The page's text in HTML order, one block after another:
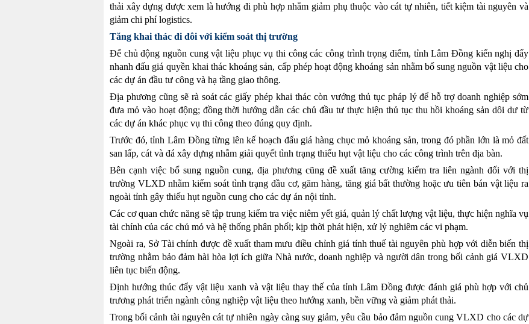
thải xây dựng được xem là hướng đi phù hợp nhằm giảm phụ thuộc vào cát tự nhiên, tiết kiệm tài nguyên và
giảm chi phí logistics.
Tăng khai thác đi đôi với kiểm soát thị trường
Để chủ động nguồn cung vật liệu phục vụ thi công các công trình trọng điểm, tỉnh Lâm Đồng kiến nghị đẩy
nhanh đấu giá quyền khai thác khoáng sản, cấp phép hoạt động khoáng sản nhằm bổ sung nguồn vật liệu cho
các dự án đầu tư công và hạ tầng giao thông.
Địa phương cũng sẽ rà soát các giấy phép khai thác còn vướng thủ tục pháp lý để hỗ trợ doanh nghiệp sớm
đưa mỏ vào hoạt động; đồng thời hướng dẫn các chủ đầu tư thực hiện thủ tục thu hồi khoáng sản dôi dư từ
các dự án khác phục vụ thi công theo đúng quy định.
Trước đó, tỉnh Lâm Đồng từng lên kế hoạch đấu giá hàng chục mỏ khoáng sản, trong đó phần lớn là mỏ đất
san lấp, cát và đá xây dựng nhằm giải quyết tình trạng thiếu hụt vật liệu cho các công trình trên địa bàn.
Bên cạnh việc bổ sung nguồn cung, địa phương cũng đề xuất tăng cường kiểm tra liên ngành đối với thị
trường VLXD nhằm kiểm soát tình trạng đầu cơ, găm hàng, tăng giá bất thường hoặc ưu tiên bán vật liệu ra
ngoài tỉnh gây thiếu hụt nguồn cung cho các dự án nội tỉnh.
Các cơ quan chức năng sẽ tập trung kiểm tra việc niêm yết giá, quản lý chất lượng vật liệu, thực hiện nghĩa vụ
tài chính của các chủ mỏ và hệ thống phân phối; kịp thời phát hiện, xử lý nghiêm các vi phạm.
Ngoài ra, Sở Tài chính được đề xuất tham mưu điều chỉnh giá tính thuế tài nguyên phù hợp với diễn biến thị
trường nhằm bảo đảm hài hòa lợi ích giữa Nhà nước, doanh nghiệp và người dân trong bối cảnh giá VLXD
liên tục biến động.
Định hướng thúc đẩy vật liệu xanh và vật liệu thay thế của tỉnh Lâm Đồng được đánh giá phù hợp với chủ
trương phát triển ngành công nghiệp vật liệu theo hướng xanh, bền vững và giảm phát thải.
Trong bối cảnh tài nguyên cát tự nhiên ngày càng suy giảm, yêu cầu bảo đảm nguồn cung VLXD cho các dự